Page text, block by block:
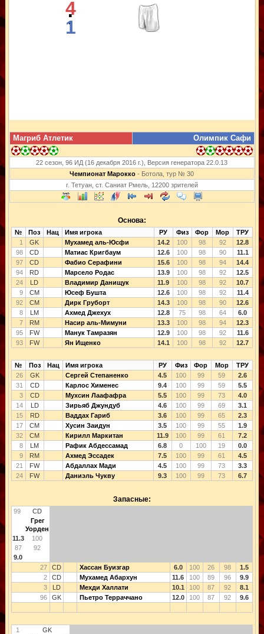
4
:
1
Магриб Атлетик Олимпик Сафи
22 сезон, 96 ИД (16 декабря 2016 г.), Версия генератора 22.0.13
Чемпионат Марокко - Ботола, тур № 30
г. Тетуан, ст. Саниат Рмель, 12200 зрителей
Основа:
№ Поз Нац Имя игрока РУ Физ Фор Мор
ТРУ
1
GK Мухамед аль-Юсфи 14.2 100 98 92
12.8
98
CD Матиас Кригбаум 12.6 100 98 90
11.1
97
CD Фабио Серафини 15.6 100 98 94
14.4
94
RD Марсело Родас 13.9 100 98 92
12.5
24
LD Владимир Данищук 11.9 100 98 92
10.7
9
CM Юсеф Бушта 12.6 100 98 92
11.4
92
CM Дирк Груборт 14.3 100 98 90
12.6
8
LM Ахмед Джехух 12.8 75 98 64
6.0
7
RM Насир аль-Мимуни 13.3 100 98 94
12.3
95
FW Манук Тамразян 12.9 100 98 92
11.6
93
FW Ян Ищенко 14.1 100 98 92 12.7
№ Поз Нац Имя игрока РУ Физ Фор Мор
ТРУ
26
GK Сергей Степаненко 4.5 100 99 59
2.6
31
CD Карлос Хименес 9.4 100 99 59
5.5
3
CD Мухсин Лаафафра 5.5 100 99 73
4.0
14
LD Зирьяб Джундуб 4.6 100 99 69
3.1
15
RD Ваддах Гариб 3.6 100 99 65
2.3
17
CM Хусин Заидун 3.5 100 99 55
1.9
32
CM Кирилл Маркитан 11.9 100 99 61
7.2
8
LM Рафик Абдессамад 6.8 0 100 19
0.0
9
RM Ахмед Эссадек 7.5 100 99 61
4.5
21
FW Абдаллах Мади 4.5 100 99 73
3.3
24
FW Даниэль Чукву 9.3 100 99 73 6.7
Запасные:
99
CD
Грег
Уорден
11.3
100
87
92
9.0
27
CD Хассан Буизгар 6.0 100 26 98
1.5
2
CD Мухамед Абархун 11.6 100 89 96
9.9
3
LD Мехди Халлати 10.1 100 87 92
8.1
96
GK Пьетро Терраччано 12.0 100 87 92 9.6
1
GK